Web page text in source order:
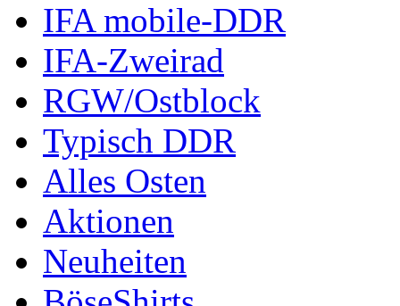
IFA mobile-DDR
IFA-Zweirad
RGW/Ostblock
Typisch DDR
Alles Osten
Aktionen
Neuheiten